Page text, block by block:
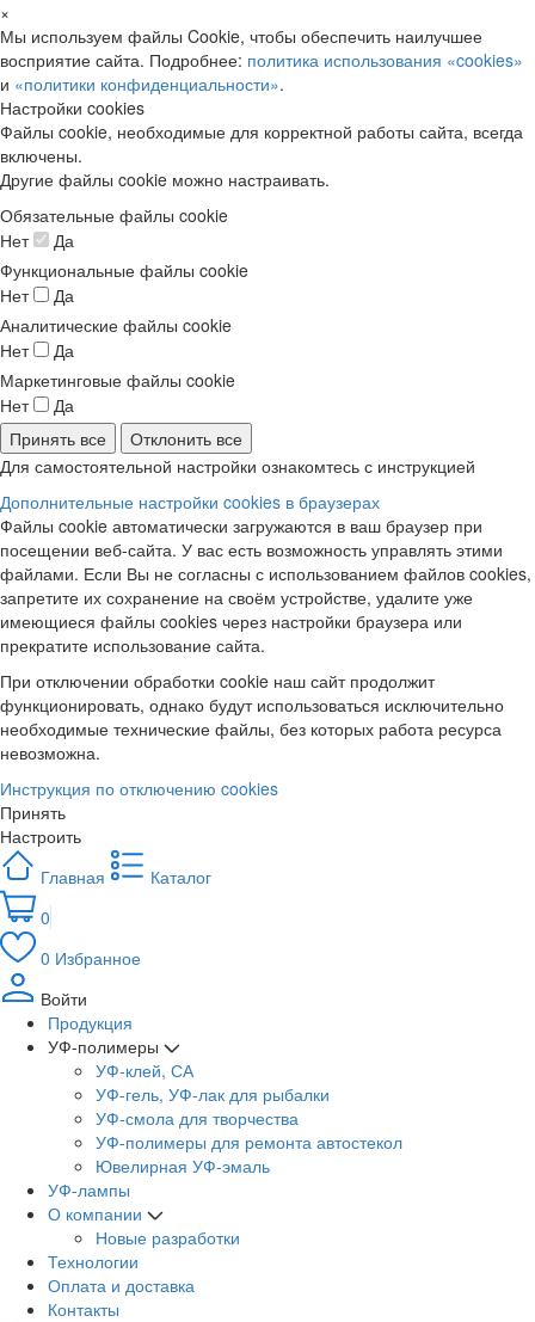
×
Мы используем файлы Cookie, чтобы обеспечить наилучшее
восприятие сайта. Подробнее: политика использования «cookies»
и «политики конфиденциальности».
Настройки cookies
Файлы cookie, необходимые для корректной работы сайта, всегда
включены.
Другие файлы cookie можно настраивать.
Обязательные файлы cookie
Нет
Да
Функциональные файлы cookie
Нет
Да
Аналитические файлы cookie
Нет
Да
Маркетинговые файлы cookie
Нет
Да
Принять все
Отклонить все
Для самостоятельной настройки ознакомтесь с инструкцией
Дополнительные настройки cookies в браузерах
Файлы cookie автоматически загружаются в ваш браузер при
посещении веб-сайта. У вас есть возможность управлять этими
файлами. Если Вы не согласны с использованием файлов cookies,
запретите их сохранение на своём устройстве, удалите уже
имеющиеся файлы cookies через настройки браузера или
прекратите использование сайта.
При отключении обработки cookie наш сайт продолжит
функционировать, однако будут использоваться исключительно
необходимые технические файлы, без которых работа ресурса
невозможна.
Инструкция по отключению cookies
Принять
Настроить
Главная
Каталог
0
0 Избранное
Войти
Продукция
УФ-полимеры
УФ-клей, СА
УФ-гель, УФ-лак для рыбалки
УФ-смола для творчества
УФ-полимеры для ремонта автостекол
Ювелирная УФ-эмаль
УФ-лампы
О компании
Новые разработки
Технологии
Оплата и доставка
Контакты